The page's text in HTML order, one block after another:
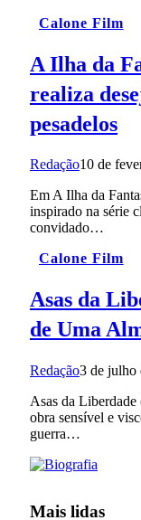
Calone Film
A Ilha da
realiza
pesadelos
Redação10 de
Em A Ilha da
inspirado na série
convidado…
Calone Film
Asas da
de Uma
Redação3 de julho
Asas da
obra sensível e
guerra…
Mais lidas